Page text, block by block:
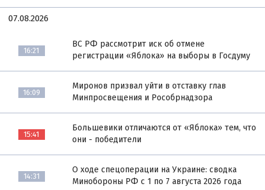
07.08.2026
16:21
ВС РФ рассмотрит иск об отмене
регистрации «Яблока» на выборы в Госдуму
16:09
Миронов призвал уйти в отставку глав
Минпросвещения и Рособрнадзора
15:41
Большевики отличаются от «Яблока» тем, что
они - победители
14:31
О ходе спецоперации на Украине: сводка
Минобороны РФ с 1 по 7 августа 2026 года